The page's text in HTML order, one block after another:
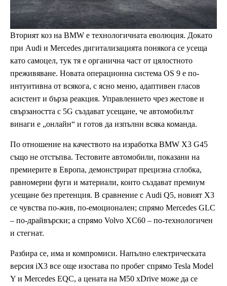
Вторият коз на BMW е технологичната еволюция. Докато
при Audi и Mercedes дигитализацията понякога се усеща
като самоцел, тук тя е органична част от цялостното
преживяване. Новата операционна система OS 9 е по-
интуитивна от всякога, с ясно меню, адаптивен гласов
асистент и бърза реакция. Управлението чрез жестове и
свързаността с 5G създават усещане, че автомобилът
винаги е „онлайн“ и готов да изпълни всяка команда.
По отношение на качеството на изработка BMW X3 G45
също не отстъпва. Тестовите автомобили, показани на
премиерите в Европа, демонстрират прецизна сглобка,
равномерни фуги и материали, които създават премиум
усещане без претенция. В сравнение с Audi Q5, новият X3
се чувства по-жив, по-емоционален; спрямо Mercedes GLC
– по-драйвърски; а спрямо Volvo XC60 – по-технологичен
и стегнат.
Разбира се, има и компромиси. Напълно електрическата
версия iX3 все още изостава по пробег спрямо Tesla Model
Y и Mercedes EQC, а цената на M50 xDrive може да се